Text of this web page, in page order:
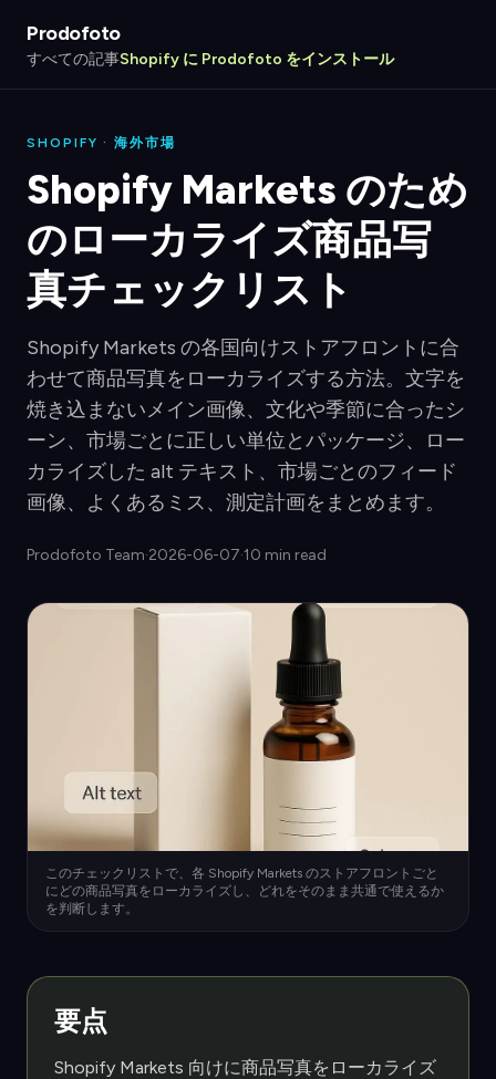
Prodofoto
すべての記事Shopify に Prodofoto をインストール
SHOPIFY · 海外市場
Shopify Markets のため
のローカライズ商品写
真チェックリスト
Shopify Markets の各国向けストアフロントに合
わせて商品写真をローカライズする方法。文字を
焼き込まないメイン画像、文化や季節に合ったシ
ーン、市場ごとに正しい単位とパッケージ、ロー
カライズした alt テキスト、市場ごとのフィード
画像、よくあるミス、測定計画をまとめます。
Prodofoto Team·2026-06-07·10 min read
このチェックリストで、各 Shopify Markets のストアフロントごと
にどの商品写真をローカライズし、どれをそのまま共通で使えるか
を判断します。
要点
Shopify Markets 向けに商品写真をローカライズ